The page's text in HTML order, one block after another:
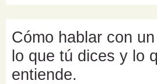
Cómo hablar con
lo que tú dices y lo
entiende.